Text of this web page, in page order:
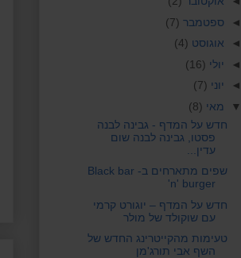
◄ ספטמבר (7)
◄ אוגוסט (4)
◄
יולי (16)
◄
יוני (7)
▼ מאי (8)
חדש על המדף - גבינה לבנה
פסטו, גבינה לבנה שום
עדין...
שפים מתארחים ב- Black bar
'n' burger
חדש על המדף – יוגורט קרמי
עם שוקולד של מולר
טעימות מהקייטרינג החדש של
השף אבי תורג'מן